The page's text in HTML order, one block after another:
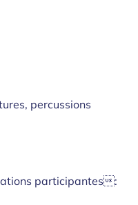
percussions
participantes: